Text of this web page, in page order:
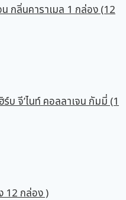
กลิ่นคาราเมล 1 กล่อง (12
บ จี’ไนท์ คอลลาเจน กัมมี่ (1
12 กล่อง )